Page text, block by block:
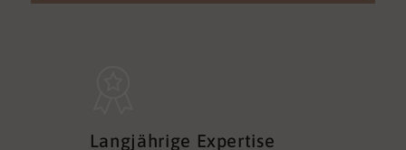
Langjährige Expertise